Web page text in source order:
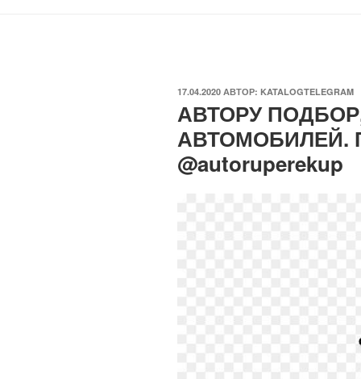
ОПУБЛИКОВАНО
17.04.2020 АВТОР: KATALOGTELEGRAM
АВТОРУ
АВТОМОБИЛЕЙ.
@autoruperekup